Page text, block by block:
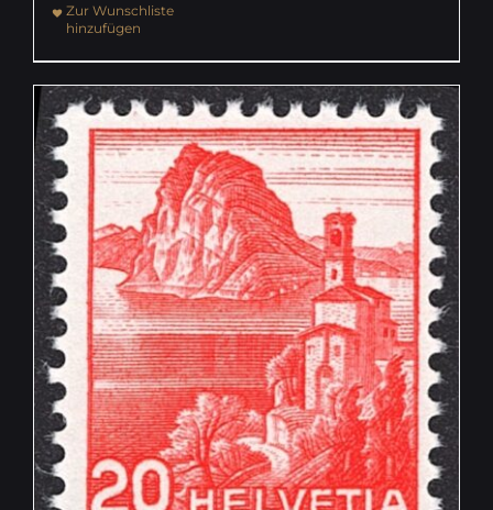
Zur Wunschliste
hinzufügen